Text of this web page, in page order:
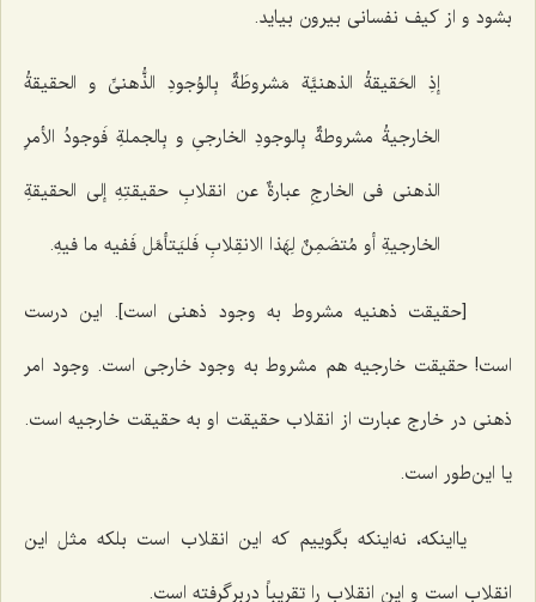
بشود و از کیف نفسانی بیرون بیاید.
إذِ الحَقیقةُ الذهنیَّة مَشروطَةٌ بِالوُجودِ الذُّهنیِّ و الحقیقةُ
الخارجیةُ مشروطةٌ بِالوجودِ الخارجیِ و بِالجملةِ فَوجودُ الأمرِ
الذهنی فی الخارجِ عبارةٌ عن انقلابِ حقیقتِهِ إلى الحقیقةِ
الخارجیةِ أو مُتضَمِنٌ لِهَذا الانقِلابِ فَلیَتأمَّل فَفیه ما فیهِ.
[حقیقت ذهنیه مشروط به وجود ذهنی است]. این درست
است! حقیقت خارجیه هم مشروط به وجود خارجی است. وجود امر
ذهنی در خارج عبارت از انقلاب حقیقت او به حقیقت خارجیه است.
یا این‌طور است.
یااینکه، نه‌اینکه بگوییم که این انقلاب است بلکه مثل این
انقلاب است و این انقلاب را تقریباً دربرگرفته است.